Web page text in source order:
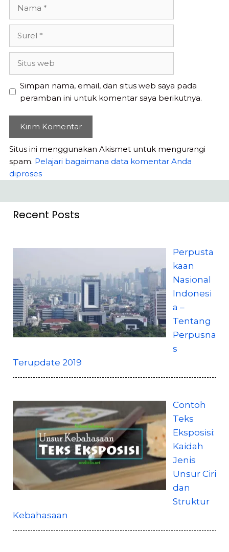
Simpan nama, email, dan situs web saya pada
peramban ini untuk komentar saya berikutnya.
Situs ini menggunakan Akismet untuk mengurangi
spam. Pelajari bagaimana data komentar Anda
diproses
Recent Posts
Perpusta
kaan
Nasional
Indonesi
a –
Tentang
Perpusna
s
Terupdate 2019
Contoh
Teks
Eksposisi:
Kaidah
Jenis
Unsur Ciri
dan
Struktur
Kebahasaan